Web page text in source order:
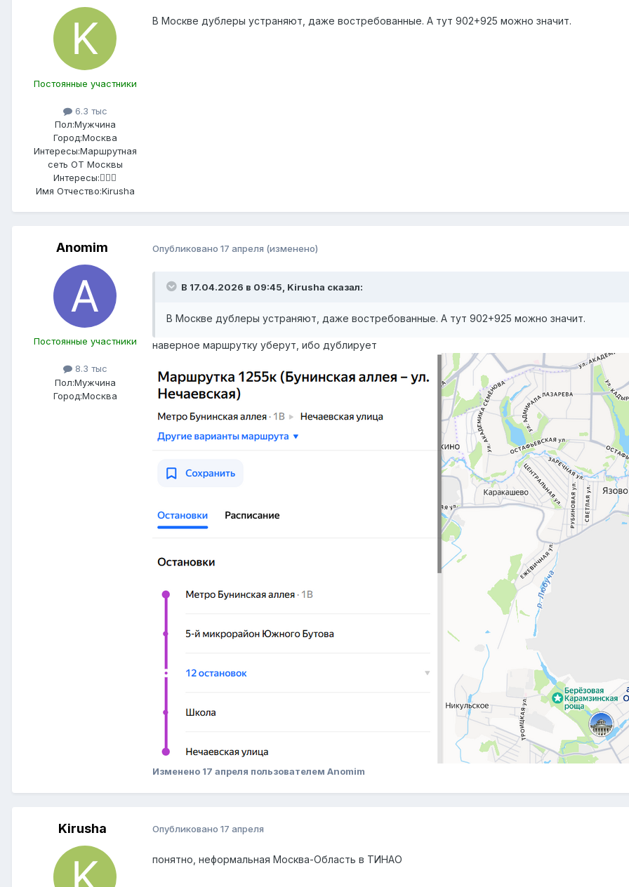
Постоянные участники
6.3 тыс
Пол:Мужчина
Город:Москва
Интересы:Маршрутная
сеть ОТ Москвы
Интересы:🤷🏻‍♂️
Имя Отчество:Kirusha
В Москве дублеры устраняют, даже востребованные. А тут 902+925 можно значит.
Anomim
Постоянные участники
8.3 тыс
Пол:Мужчина
Город:Москва
Опубликовано 17 апреля (изменено)
В 17.04.2026 в 09:45, Kirusha сказал:
В Москве дублеры устраняют, даже востребованные. А тут 902+925 можно значит.
наверное маршрутку уберут, ибо дублирует
Изменено 17 апреля пользователем Anomim
Kirusha Опубликовано 17 апреля
понятно, неформальная Москва-Область в ТИНАО